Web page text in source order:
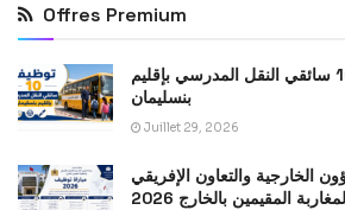
Offres Premium
أنابيك: توظيف 10 سائقي النقل المدرسي بإقليم
بنسليمان
Juillet 29, 2026
الخارجية والتعاون الإفريقي
المقيمين بالخارج 2026